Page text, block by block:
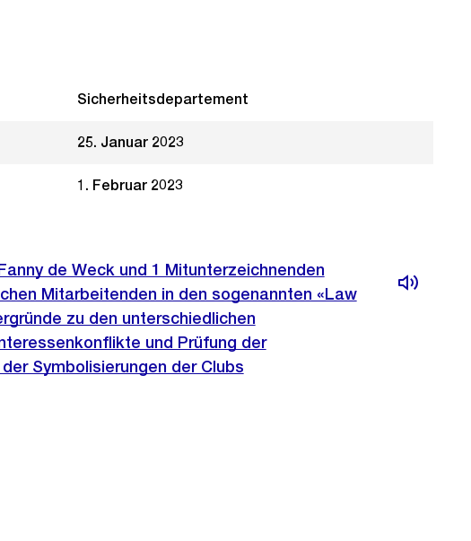
Sicherheitsdepartement
25. Januar 2023
1. Februar 2023
de Weck und 1 Mitunterzeichnenden
Mitarbeitenden in den sogenannten «Law
zu den unterschiedlichen
und Prüfung der
Symbolisierungen der Clubs